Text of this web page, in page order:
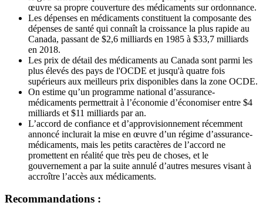
œuvre sa propre couverture des médicaments sur ordonnance.
Les dépenses en médicaments constituent la composante des
dépenses de santé qui connaît la croissance la plus rapide au
Canada, passant de $2,6 milliards en 1985 à $33,7 milliards
en 2018.
Les prix de détail des médicaments au Canada sont parmi les
plus élevés des pays de l'OCDE et jusqu'à quatre fois
supérieurs aux meilleurs prix disponibles dans la zone OCDE.
On estime qu’un programme national d’assurance-
médicaments permettrait à l’économie d’économiser entre $4
milliards et $11 milliards par an.
L’accord de confiance et d’approvisionnement récemment
annoncé inclurait la mise en œuvre d’un régime d’assurance-
médicaments, mais les petits caractères de l’accord ne
promettent en réalité que très peu de choses, et le
gouvernement a par la suite annulé d’autres mesures visant à
accroître l’accès aux médicaments.
Recommandations :